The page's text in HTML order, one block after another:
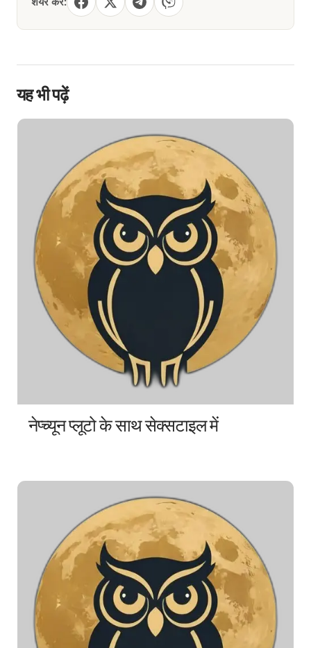
यह भी पढ़ें
नेप्च्यून प्लूटो के साथ सेक्सटाइल में